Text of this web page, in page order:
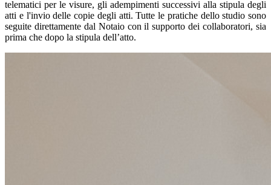
telematici per le visure, gli adempimenti successivi alla stipula degli
atti e l'invio delle copie degli atti. Tutte le pratiche dello studio sono
seguite direttamente dal Notaio con il supporto dei collaboratori, sia
prima che dopo la stipula dell’atto.